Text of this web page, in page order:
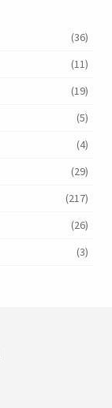
(36)
(11)
(19)
(5)
(4)
(29)
(217)
(26)
(3)